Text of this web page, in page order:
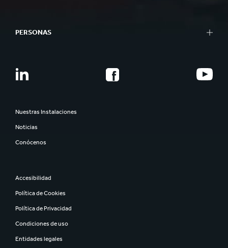
PERSONAS
Nuestras Instalaciones
Noticias
Conócenos
Accesibilidad
Política de Cookies
Política de Privacidad
Condiciones de uso
Entidades legales